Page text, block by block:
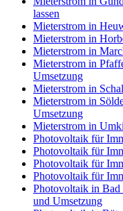
lassen
Mieterstrom in
Mieterstrom in
Mieterstrom in
Mieterstrom in
Umsetzung
Mieterstrom in
Mieterstrom in
Umsetzung
Mieterstrom in
Photovoltaik für
Photovoltaik für
Photovoltaik für
Photovoltaik für
Photovoltaik in
und Umsetzung